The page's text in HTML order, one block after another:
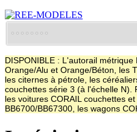
DISPONIBLE : L'autorail
Orange/Alu et Orange/Béton, les
les citernes à pétrole, les
couchettes série 3 (à l'échelle N).
les voitures CORAIL couchettes
BB6700/BB67300, les wagons